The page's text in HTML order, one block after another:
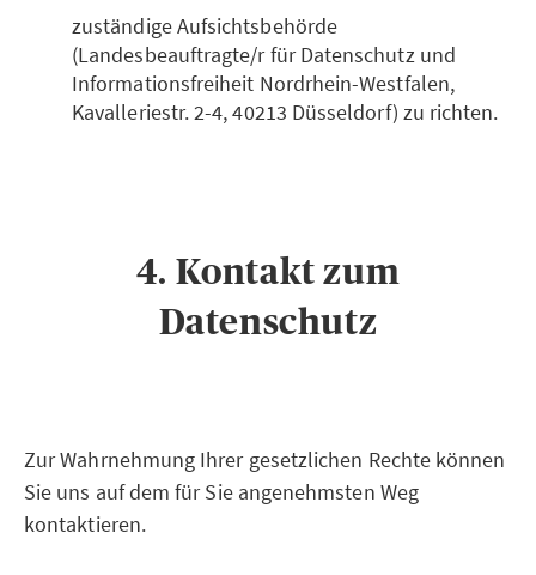
zuständige Aufsichtsbehörde
(Landesbeauftragte/r für Datenschutz und
Informationsfreiheit Nordrhein-Westfalen,
Kavalleriestr. 2-4, 40213 Düsseldorf) zu richten.
4. Kontakt zum
Datenschutz
Zur Wahrnehmung Ihrer gesetzlichen Rechte können
Sie uns auf dem für Sie angenehmsten Weg
kontaktieren.